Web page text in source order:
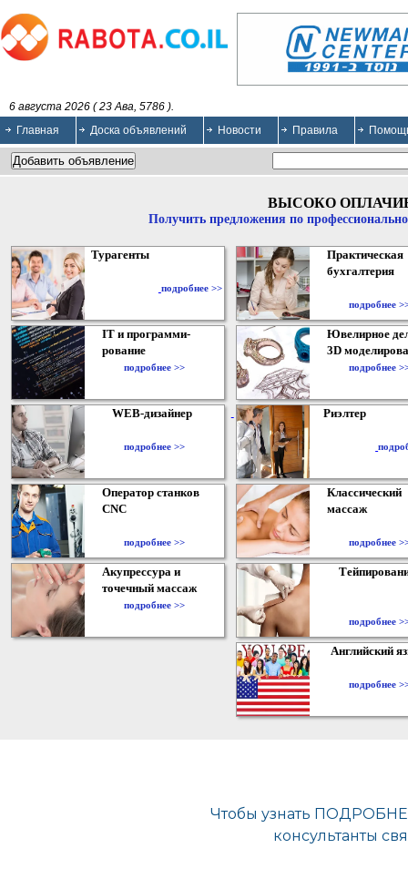
6 августа 2026 ( 23 Ава, 5786 ).
Главная
Доска объявлений Новости Правила
ВЫСОКО
Получить предложения по
Турагенты
подробнее >>
Практическая
бухгалтерия
подробнее
IT и программи-
рование
подробнее >>
Ювелирное
3D
подробнее
WEB-дизайнер
подробнее >>
Риэлтер
Оператор станков
CNC
подробнее >>
Классический
массаж
подробнее
Акупрессура и
точечный массаж
подробнее >>
подробнее
Английский
подробнее